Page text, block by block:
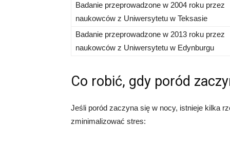
Badanie przeprowadzone w 2004 roku przez
naukowców z Uniwersytetu w Teksasie
Badanie przeprowadzone w 2013 roku przez
naukowców z Uniwersytetu w Edynburgu
Co robić, gdy poród
Jeśli poród zaczyna się w nocy, istnieje kilka
zminimalizować stres: